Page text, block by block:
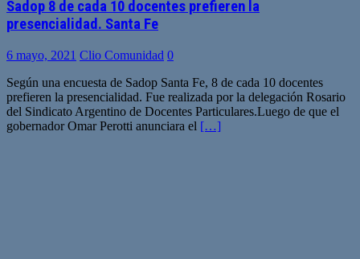
Sadop 8 de cada 10 docentes prefieren la
presencialidad. Santa Fe
6 mayo, 2021 Clio Comunidad 0
Según una encuesta de Sadop Santa Fe, 8 de cada 10 docentes
prefieren la presencialidad. Fue realizada por la delegación Rosario
del Sindicato Argentino de Docentes Particulares.Luego de que el
gobernador Omar Perotti anunciara el […]